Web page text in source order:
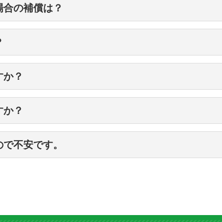
も多くいらっしゃいます。
の補償は？
保険に加入しております。
はあらかじめお客様の方で保管しておいてください。
？
？
りません。お見積は無料ですのでご納得の上でご依頼
不安です。